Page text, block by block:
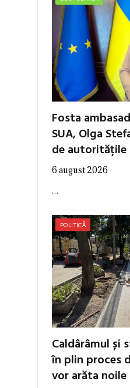
Fosta
SUA, Olga
de
6 august 2026
…
POLITICĂ
Caldârâmul și
în plin proces
vor arăta